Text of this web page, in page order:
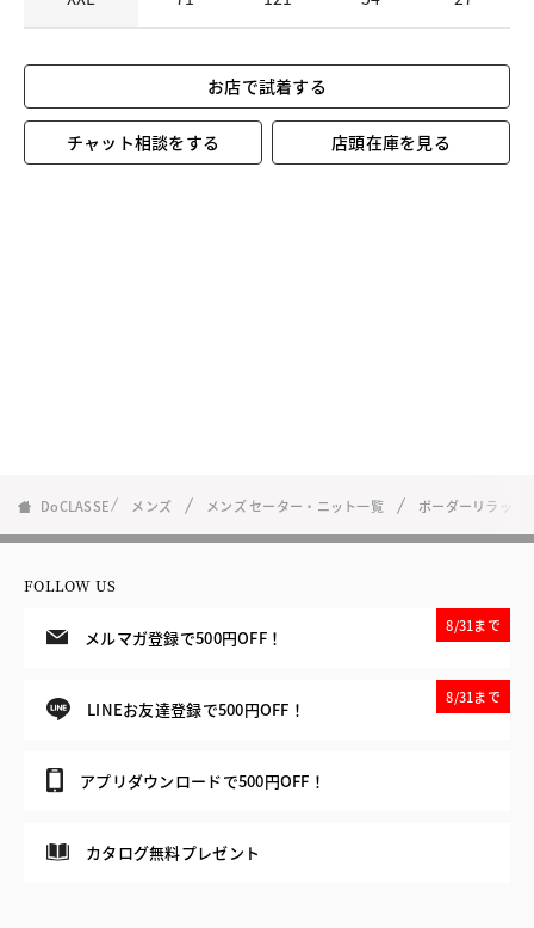
お店で試着する
チャット相談をする 店頭在庫を見る
DoCLASSE メンズ メンズ セーター・ニット一覧 ボーダーリラック
FOLLOW US
メルマガ登録で500円OFF！
8/31まで
LINEお友達登録で500円OFF！
8/31まで
アプリダウンロードで500円OFF！
カタログ無料プレゼント